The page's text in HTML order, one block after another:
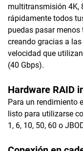
multitransmisión 4K,
rápidamente todos
puedas pasar
creando gracias a
velocidad que
(40 Gbps).
Hardware RAID
Para un rendimiento
listo para utilizarse
1, 6, 10, 50, 60 o